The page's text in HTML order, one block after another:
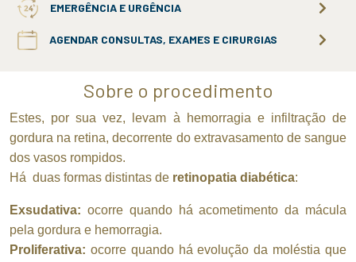
EMERGÊNCIA E URGÊNCIA
AGENDAR CONSULTAS, EXAMES E CIRURGIAS
Sobre o procedimento
Estes, por sua vez, levam à hemorragia e infiltração de
gordura na retina, decorrente do extravasamento de sangue
dos vasos rompidos.
Há duas formas distintas de retinopatia diabética:
Exsudativa: ocorre quando há acometimento da mácula
pela gordura e hemorragia.
Proliferativa: ocorre quando há evolução da moléstia que